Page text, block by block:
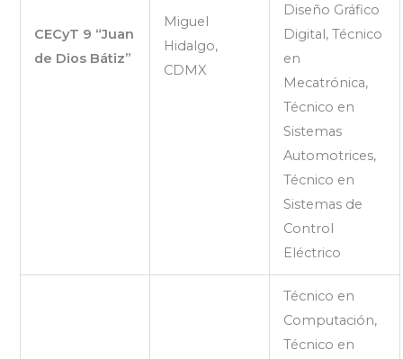
CECyT 9 “Juan
de Dios Bátiz”
Miguel
Hidalgo,
CDMX
Diseño Gráfico
Digital, Técnico
en
Mecatrónica,
Técnico en
Sistemas
Automotrices,
Técnico en
Sistemas de
Control
Eléctrico
Técnico en
Computación,
Técnico en